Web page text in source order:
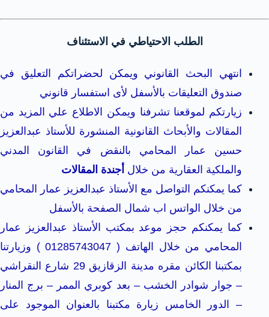
الطلب الاحتياطي في الاستئناف
انتهي البحث القانوني ويمكن لحضراتكم التعليق في
صندوق التعليقات بالأسفل لأى استفسار قانوني
زيارتكم لموقعنا تشرفنا ويمكن الاطلاع علي المزيد من
المقالات والأبحاث القانونية المنشورة للأستاذ عبدالعزيز
حسين عمار المحامي بالنقض في القانون المدني
والملكية العقارية من خلال أجندة المقالات
كما يمكنكم التواصل مع الأستاذ عبدالعزيز عمار المحامي
من خلال الواتس اب شمال الصفحة بالأسفل
كما يمكنكم حجز موعد بمكتب الأستاذ عبدالعزيز عمار
المحامي من خلال الهاتف ( 01285743047 ) وزيارتنا
بمكتبنا الكائن مقره مدينة الزقازيق 29 شارع النقراشي
– جوار شوادر الخشب – بعد كوبري الممر – برج المنار
– الدور الخامس زيارة مكتبنا بالعنوان الموجود على